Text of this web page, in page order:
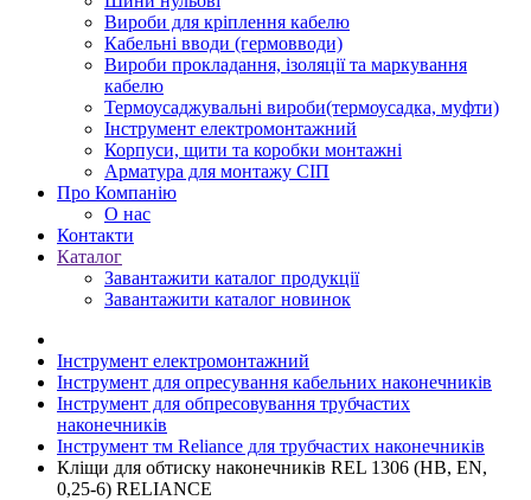
Вироби для кріплення кабелю
Кабельні вводи (гермовводи)
Вироби прокладання, iзоляції та маркування
кабелю
Термоусаджувальні вироби(термоусадка, муфти)
Інструмент електромонтажний
Корпуси, щити та коробки монтажні
Арматура для монтажу СІП
Про Компанію
О нас
Контакти
Каталог
Завантажити каталог продукції
Завантажити каталог новинок
Інструмент електромонтажний
Інструмент для опресування кабельних наконечників
Інструмент для обпресовування трубчастих
наконечників
Інструмент тм Reliance для трубчастих наконечників
Кліщи для обтиску наконечників REL 1306 (HB, EN,
0,25-6) RELIANCE